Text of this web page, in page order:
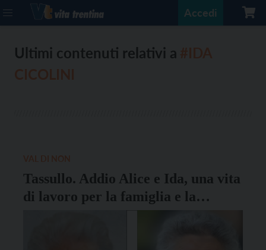
Accedi
Ultimi contenuti relativi a
Tassullo. Addio Alice e Ida, una vita
di lavoro per la famiglia e la